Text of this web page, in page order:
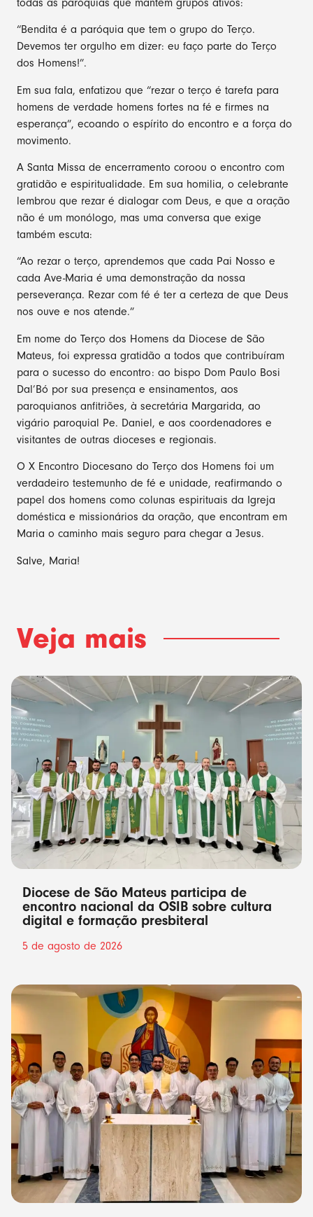
todas as paróquias que mantêm grupos ativos:
“Bendita é a paróquia que tem o grupo do Terço.
Devemos ter orgulho em dizer: eu faço parte do Terço
dos Homens!”.
Em sua fala, enfatizou que “rezar o terço é tarefa para
homens de verdade homens fortes na fé e firmes na
esperança”, ecoando o espírito do encontro e a força do
movimento.
A Santa Missa de encerramento coroou o encontro com
gratidão e espiritualidade. Em sua homilia, o celebrante
lembrou que rezar é dialogar com Deus, e que a oração
não é um monólogo, mas uma conversa que exige
também escuta:
“Ao rezar o terço, aprendemos que cada Pai Nosso e
cada Ave-Maria é uma demonstração da nossa
perseverança. Rezar com fé é ter a certeza de que Deus
nos ouve e nos atende.”
Em nome do Terço dos Homens da Diocese de São
Mateus, foi expressa gratidão a todos que contribuíram
para o sucesso do encontro: ao bispo Dom Paulo Bosi
Dal’Bó por sua presença e ensinamentos, aos
paroquianos anfitriões, à secretária Margarida, ao
vigário paroquial Pe. Daniel, e aos coordenadores e
visitantes de outras dioceses e regionais.
O X Encontro Diocesano do Terço dos Homens foi um
verdadeiro testemunho de fé e unidade, reafirmando o
papel dos homens como colunas espirituais da Igreja
doméstica e missionários da oração, que encontram em
Maria o caminho mais seguro para chegar a Jesus.
Salve, Maria!
Veja mais
Diocese de São Mateus participa de
encontro nacional da OSIB sobre cultura
digital e formação presbiteral
5 de agosto de 2026